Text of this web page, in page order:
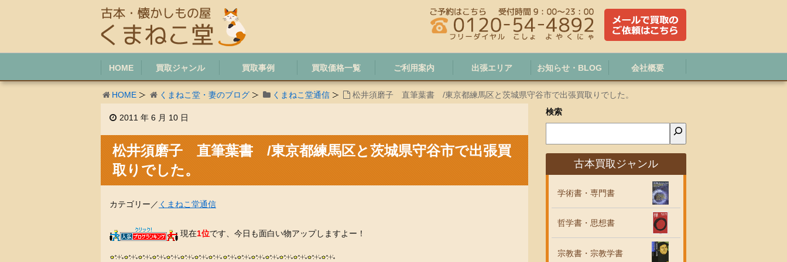
HOME 買取ジャンル 買取事例 買取価格一覧 ご利用案内 出張エリア お知らせ・BLOG 会社概要
HOME くまねこ堂・妻のブログ くまねこ堂通信 松井須磨子 直筆葉書 /東京都練馬区と茨城県守谷市で出張買取りでした。
2011 年 6 月 10 日
松井須磨子 直筆葉書 /東京都練馬区と茨城県守谷市で出張買
取りでした。
カテゴリー／ くまねこ堂通信
現在1位です、今日も面白い物アップしますよー！
検索
古本買取ジャンル
学術書・専門書
哲学書・思想書
宗教書・宗教学書